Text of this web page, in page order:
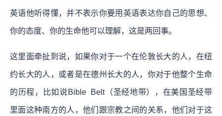
英语他听得懂，并不表示你要用英语表达你自己的思想、
你的态度、你的生命他可以理解，这是两回事。
这里面牵扯到说，如果你对于一个在伦敦长大的人，在纽
约长大的人，或者是在德州长大的人，你对于他整个生命
的历程，比如说Bible Belt（圣经地带），在美国圣经带
里面这种南方的人，他们跟宗教之间的关系，他们对于这